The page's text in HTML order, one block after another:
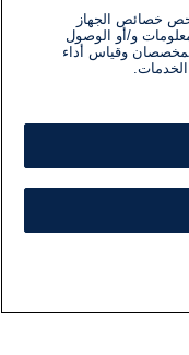
خصائص الجهاز
و/أو الوصول
وقياس أداء
الخدمات.